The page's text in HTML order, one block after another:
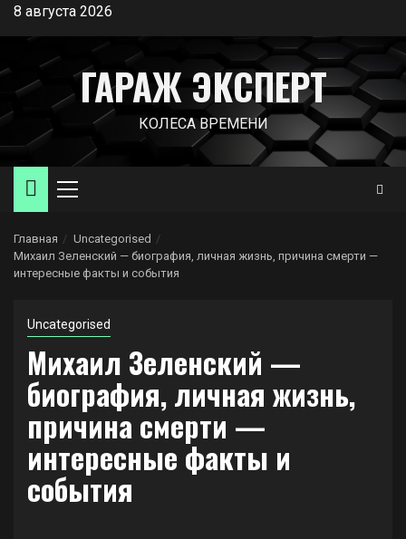
Перейти
содержимому
8 августа 2026
ГАРАЖ ЭКСПЕРТ
КОЛЕСА ВРЕМЕНИ
Основное
Главная
Uncategorised
Михаил Зеленский — биография, личная жизнь, причина смерти —
интересные факты и события
Uncategorised
Михаил Зеленский —
биография, личная жизнь,
причина смерти —
интересные факты и
события